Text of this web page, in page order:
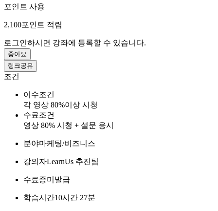
포인트 사용
2,100포인트 적립
로그인하시면 강좌에 등록할 수 있습니다.
좋아요
링크공유
조건
이수조건
각 영상 80%이상 시청
수료조건
영상 80% 시청 + 설문 응시
분야마케팅/비즈니스
강의자LearnUs 추진팀
수료증미발급
학습시간10시간 27분